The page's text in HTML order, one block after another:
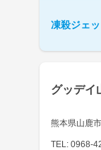
凍殺ジェ
グッデイ
熊本県山鹿
TEL: 0968-